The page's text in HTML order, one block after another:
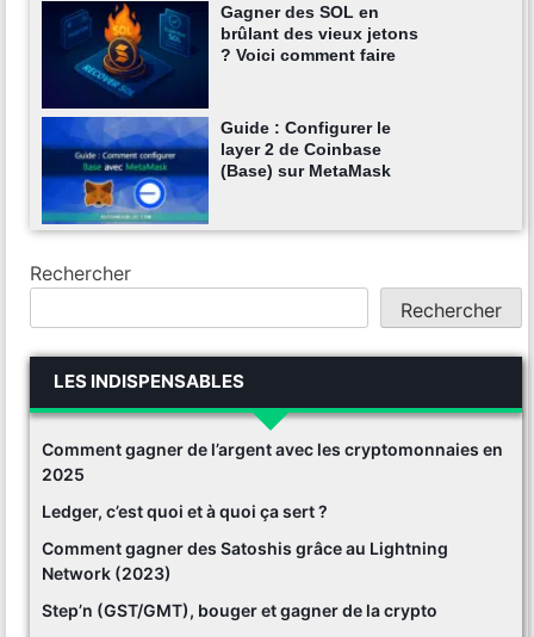
Gagner des SOL en
brûlant des vieux jetons
? Voici comment faire
Guide : Configurer le
layer 2 de Coinbase
(Base) sur MetaMask
Rechercher
Rechercher
LES INDISPENSABLES
Comment gagner de l’argent avec les cryptomonnaies en
2025
Ledger, c’est quoi et à quoi ça sert ?
Comment gagner des Satoshis grâce au Lightning
Network (2023)
Step’n (GST/GMT), bouger et gagner de la crypto